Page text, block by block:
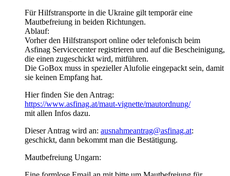
Für Hilfstransporte in die Ukraine gilt temporär eine
Mautbefreiung in beiden Richtungen.
Ablauf:
Vorher den Hilfstransport online oder telefonisch beim
Asfinag Servicecenter registrieren und auf die Bescheinigung,
die einen zugeschickt wird, mitführen.
Die GoBox muss in spezieller Alufolie eingepackt sein, damit
sie keinen Empfang hat.
Hier finden Sie den Antrag:
https://www.asfinag.at/maut-vignette/mautordnung/
mit allen Infos dazu.
Dieser Antrag wird an: ausnahmeantrag@asfinag.at:
geschickt, dann bekommt man die Bestätigung.
Mautbefreiung Ungarn: